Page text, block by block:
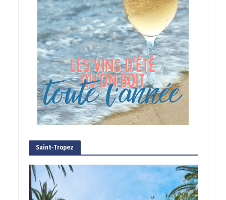
Saint-Tropez